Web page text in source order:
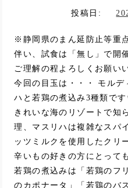
投稿日:
※静岡県のまん延防止等重
伴い、試食は「無し」で開
ご理解の程よろしくお願い
今回の目玉は・・・ モルデ
ハと若鶏の煮込み3種類です
きれいな海のリゾートで知
理、マスリハは複雑なスパ
ッツミルクを使用したクリ
辛いもの好きの方にとって
若鶏の煮込みは「若鶏のフ
のカポナータ」「若鶏のバ